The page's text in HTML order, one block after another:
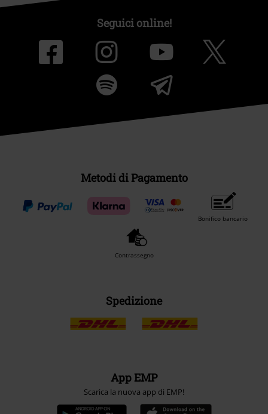
Seguici online!
Metodi di Pagamento
Bonifico bancario
Contrassegno
Spedizione
App EMP
Scarica la nuova app di EMP!